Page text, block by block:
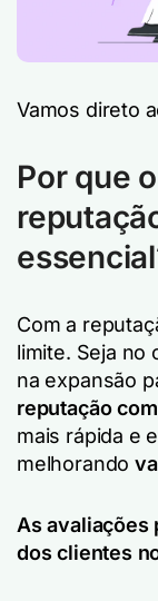
Vamos direto
Por que
Com a
limite. Seja no
na expansão
reputação
mais rápida e
melhorando
As avaliações
dos clientes